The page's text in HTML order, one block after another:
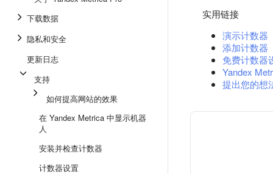
下载数据
隐私和安全
更新日志
支持
如何提高网站的效果
在 Yandex Metrica 中显示机器
人
安装并检查计数器
计数器设置
实用链接
演示计数器
添加计数器
免费计数器
Yandex
提出您的想